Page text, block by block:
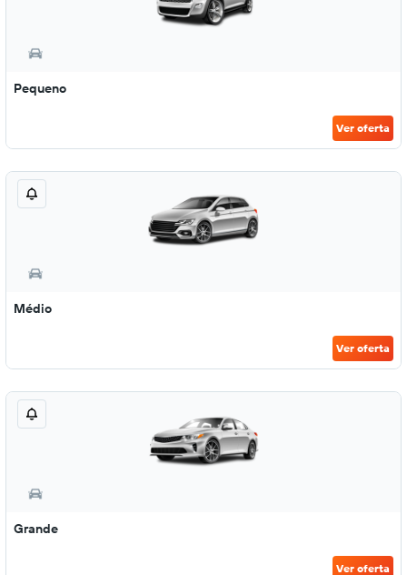
Pequeno
Ver oferta
Médio
Ver oferta
Grande
Ver oferta